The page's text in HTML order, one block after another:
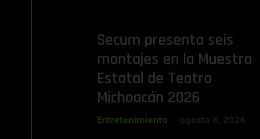
Secum presenta seis
montajes en la Muestra
Estatal de Teatro
Michoacán 2026
Entretenimiento agosto 6, 2026